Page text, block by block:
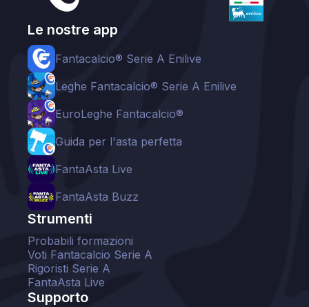
Le nostre app
Fantacalcio® Serie A Enilive
Leghe Fantacalcio® Serie A Enilive
EuroLeghe Fantacalcio®
Guida per l'asta perfetta
FantaAsta Live
FantaAsta Buzz
Strumenti
Probabili formazioni
Voti Fantacalcio Serie A
Rigoristi Serie A
FantaAsta Live
Supporto